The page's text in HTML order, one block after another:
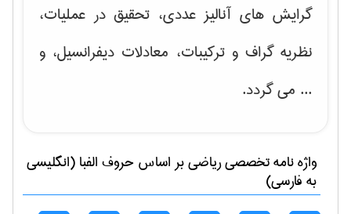
گرایش های آنالیز عددی، تحقیق در عملیات،
نظریه گراف و تركیبات، معادلات دیفرانسیل، و
... می گردد.
واژه نامه تخصصیرياضیبر اساس حروف الفبا (انگلیسی
به فارسی)